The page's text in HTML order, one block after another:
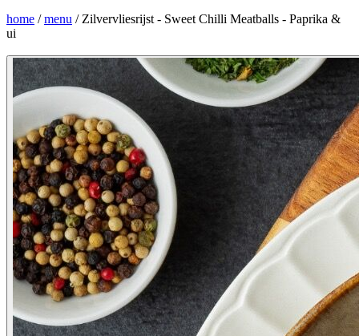
home / menu / Zilvervliesrijst - Sweet Chilli Meatballs - Paprika &
ui